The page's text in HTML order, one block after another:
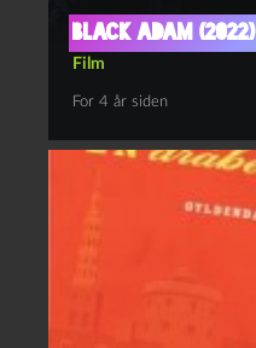
Black Adam (2022)
Film
For 4 år siden